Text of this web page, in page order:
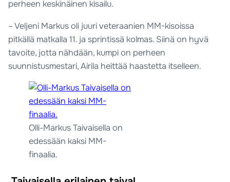
perheen keskinäinen kisailu.
– Veljeni Markus oli juuri veteraanien MM-kisoissa
pitkällä matkalla 11. ja sprintissä kolmas. Siinä on hyvä
tavoite, jotta nähdään, kumpi on perheen
suunnistusmestari, Airila heittää haastetta itselleen.
Olli-Markus Taivaisella on
edessään kaksi MM-
finaalia.